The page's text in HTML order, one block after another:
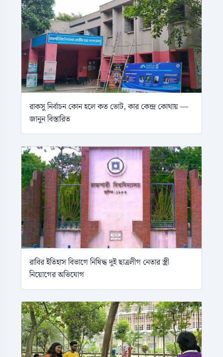
রাকসু নির্বাচন কোন হলে কত ভোট, কার কেন্দ্র কোথায় —
জানুন বিস্তারিত
রাবির ইতিহাস বিভাগে নিষিদ্ধ দুই ছাত্রলীগ নেতার স্ত্রী
নিয়োগের অভিযোগ